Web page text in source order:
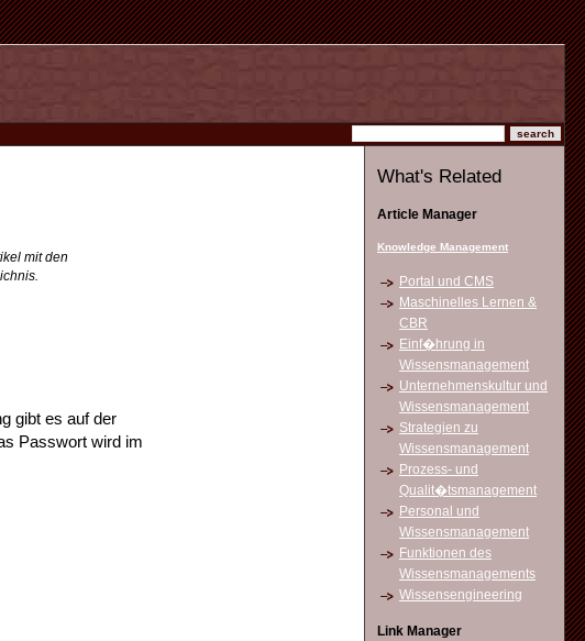
mit den
gibt es auf der
Passwort wird im
What's Related
Article Manager
Knowledge Management
Portal und CMS
Maschinelles Lernen &
CBR
Einf�hrung in
Wissensmanagement
Unternehmenskultur und
Wissensmanagement
Strategien zu
Wissensmanagement
Prozess- und
Qualit�tsmanagement
Personal und
Wissensmanagement
Funktionen des
Wissensmanagements
Wissensengineering
Link Manager